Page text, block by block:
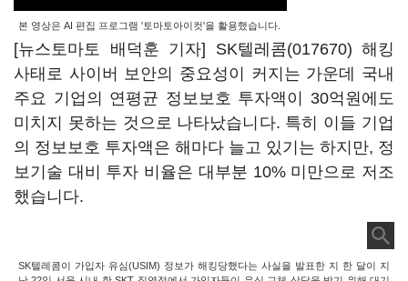
본 영상은 AI 편집 프로그램 '토마토아이컷'을 활용했습니다.
[뉴스토마토 배덕훈 기자] SK텔레콤(017670) 해킹
사태로 사이버 보안의 중요성이 커지는 가운데 국내
주요 기업의 연평균 정보보호 투자액이 30억원에도
미치지 못하는 것으로 나타났습니다. 특히 이들 기업
의 정보보호 투자액은 해마다 늘고 있기는 하지만, 정
보기술 대비 투자 비율은 대부분 10% 미만으로 저조
했습니다.
SK텔레콤이 가입자 유심(USIM) 정보가 해킹당했다는 사실을 발표한 지 한 달이 지